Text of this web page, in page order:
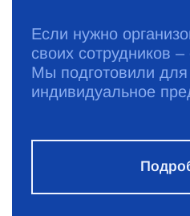
Если нужно
своих сотрудников –
Мы подготовили
индивидуальное